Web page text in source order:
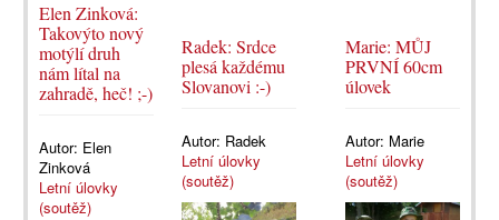
Elen Zinková:
Takovýto nový
motýlí druh
nám lítal na
zahradě, heč! ;-)
Autor: Elen
Zinková
Letní úlovky
(soutěž)
Radek: Srdce
plesá každému
Slovanovi :-)
Autor: Radek
Letní úlovky
(soutěž)
Marie: MŮJ
PRVNÍ 60cm
úlovek
Autor: Marie
Letní úlovky
(soutěž)